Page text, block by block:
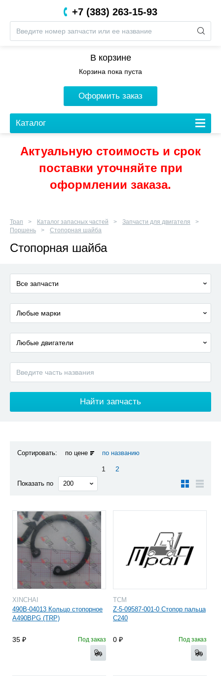
8 (800) 201-05-06
+7 (383) 263-15-93
В корзине
Корзина пока пуста
Оформить заказ
Каталог
Актуальную стоимость и срок
поставки уточняйте при
оформлении заказа.
Трап Каталог запасных частей
Запчасти для двигателя
Поршень
Стопорная шайба
Стопорная шайба
Сортировать: по цене по названию
1 2
Показать по
XINCHAI
490B-04013 Кольцо стопорное
A490BPG (TRP)
35 Под заказ
TCM
Z-5-09587-001-0 Стопор пальца
C240
0 Под заказ